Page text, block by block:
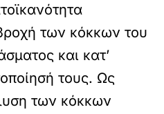
των κόκκων του
και κατ’
τους. Ως
των κόκκων